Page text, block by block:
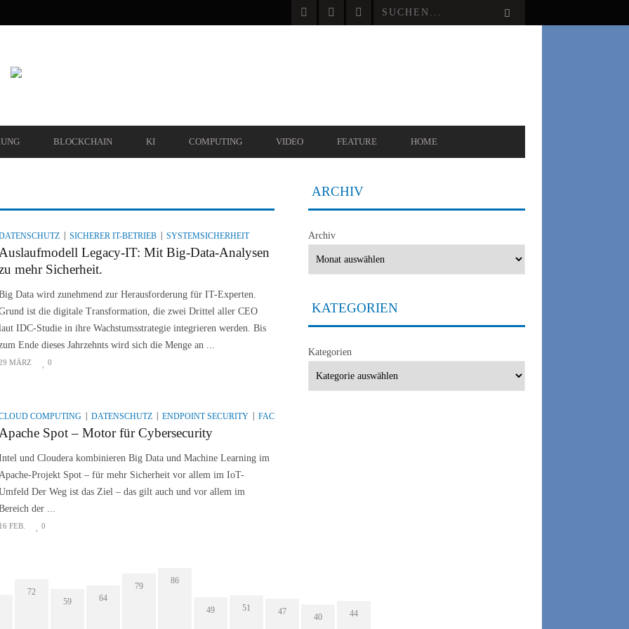
BLOCKCHAIN KI COMPUTING VIDEO FEATURE HOME
SICHERER IT-BETRIEB SYSTEMSICHERHEIT
Legacy-IT: Mit Big-Data-Analysen
mehr Sicherheit.
Data wird zunehmend zur Herausforderung für IT-Experten.
ist die digitale Transformation, die zwei Drittel aller CEO
IDC-Studie in ihre Wachstumsstrategie integrieren werden. Bis
Ende dieses Jahrzehnts wird sich die Menge an ...
MÄRZ 0
COMPUTING DATENSCHUTZ ENDPOINT SECURITY FACHARTIKEL
Spot – Motor für Cybersecurity
und Cloudera kombinieren Big Data und Machine Learning im
Projekt Spot – für mehr Sicherheit vor allem im IoT-
Der Weg ist das Ziel – das gilt auch und vor allem im
der ...
FEB. 0
ARCHIV
Archiv
KATEGORIEN
Kategorien
72
59
64
79
86
49 51 47
40 44